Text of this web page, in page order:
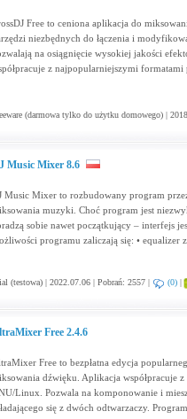
Free to ceniona aplikacja do
niezbędnych do łączenia i
na osiągnięcie wysokiej jakości
z najpopularniejszymi
(darmowa tylko do użytku domowego) |
Music Mixer 8.6
Music Mixer to rozbudowany program
muzyki. Choć program jest
sobie nawet początkujący – interfejs
programu zaliczają się: • equalizer
(testowa) | 2022.07.06 | Pobrań: 2557 | (0)|
Free 2.4.6
Free to bezpłatna edycja
dźwięku. Aplikacja współpracuje
Linux. Pozwala na komponowanie i
się z dwóch odtwarzaczy.